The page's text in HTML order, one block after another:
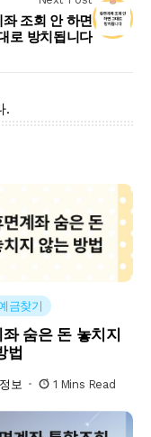
좌 조회 안 하면
로 방치됩니다
.
금찾기
숨은 돈 놓치지
법
보 1 Mins Read